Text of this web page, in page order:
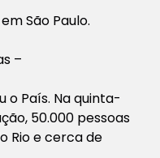
São Paulo.
–
País. Na quinta-
50.000 pessoas
Rio e cerca de